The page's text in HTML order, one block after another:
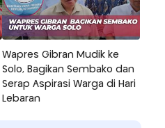
Wapres Gibran Mudik ke
Solo, Bagikan Sembako dan
Serap Aspirasi Warga di Hari
Lebaran